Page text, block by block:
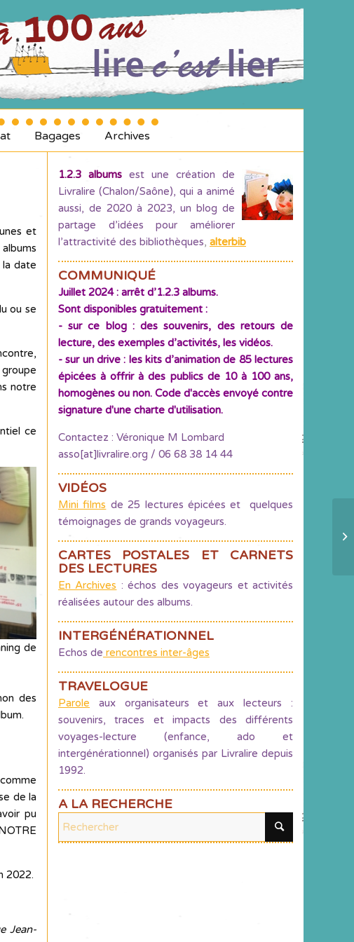
Bagages Archives
et
la date
ou se
notre
ce
de
des
de la
pu
2022.
Jean-
1.2.3 albums est une création de
Livralire (Chalon/Saône), qui a animé
aussi, de 2020 à 2023, un blog de
partage d’idées pour améliorer
l’attractivité des bibliothèques, alterbib
COMMUNIQUÉ
Juillet 2024 : arrêt d’1.2.3 albums.
Sont disponibles gratuitement :
- sur ce blog : des souvenirs, des retours de
lecture, des exemples d’activités, les vidéos.
- sur un drive : les kits d’animation de 85 lectures
épicées à offrir à des publics de 10 à 100 ans,
homogènes ou non. Code d'accès envoyé contre
signature d'une charte d'utilisation.
Contactez : Véronique M Lombard
asso[at]livralire.org / 06 68 38 14 44
VIDÉOS
Mini films de 25 lectures épicées et quelques
témoignages de grands voyageurs.
CARTES POSTALES ET CARNETS
DES LECTURES
En Archives : échos des voyageurs et activités
réalisées autour des albums.
INTERGÉNÉRATIONNEL
Echos de rencontres inter-âges
TRAVELOGUE
Parole aux organisateurs et aux lecteurs :
souvenirs, traces et impacts des différents
voyages-lecture (enfance, ado et
intergénérationnel) organisés par Livralire depuis
1992.
A LA RECHERCHE